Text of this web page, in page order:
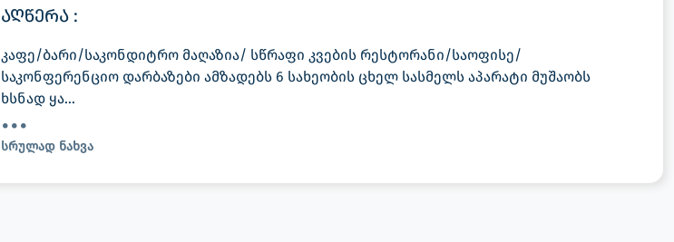
აღწერა :
კაფე/ბარი/საკონდიტრო მაღაზია/ სწრაფი კვების რესტორანი/საოფისე/
საკონფერენციო დარბაზები ამზადებს 6 სახეობის ცხელ სასმელს აპარატი მუშაობს
ხსნად ყა...
სრულად ნახვა